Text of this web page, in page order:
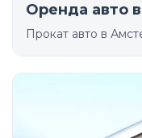
Оренда авто
Прокат авто в